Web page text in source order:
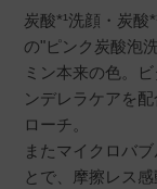
炭酸*¹洗顔・炭酸
の"ピンク炭酸泡
ミン本来の色。
ンデレラケアを
ローチ。
またマイクロバ
とで、摩擦レス